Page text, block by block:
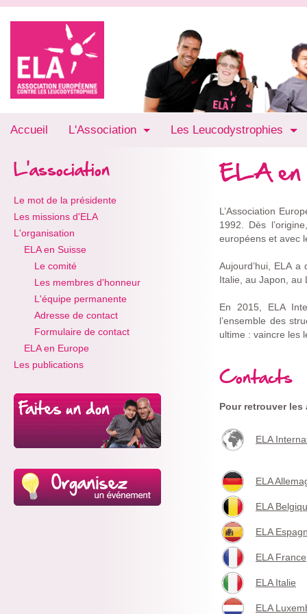
Accueil L'Association Les Leucodystrophies
L'association
Le mot de la présidente
Les missions d'ELA
L'organisation
ELA en Suisse
Le comité
Les membres d'honneur
L'équipe permanente
Adresse de contact
Formulaire de contact
ELA en Europe
Les publications
ELA en
L’Association
1992. Dès
européens et avec
Aujourd’hui, ELA
Italie, au Japon, au
En 2015, ELA
l’ensemble des
ultime : vaincre les
Contacts
Pour retrouver les
ELA
ELA
ELA
ELA
ELA France
ELA Italie
ELA